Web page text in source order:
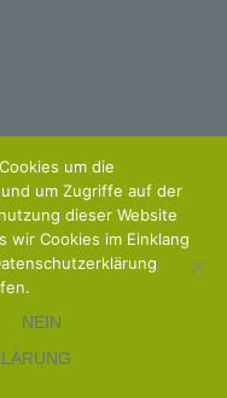
um die
um Zugriffe auf der
dieser Website
wir Cookies im Einklang
NEIN